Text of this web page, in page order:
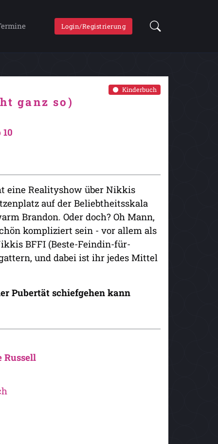
Login/Registrierung
Kinderbuch
ganz so)
eine Realityshow über Nikkis
auf der Beliebtheitsskala
Brandon. Oder doch? Oh Mann,
kompliziert sein - vor allem als
BFFI (Beste-Feindin-für-
und dabei ist ihr jedes Mittel
Pubertät schiefgehen kann
Russell